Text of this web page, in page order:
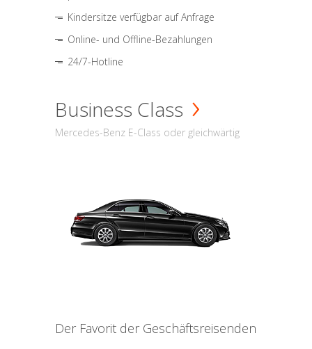
Kindersitze verfügbar auf Anfrage
Online- und Offline-Bezahlungen
24/7-Hotline
Business Class
Mercedes-Benz E-Class oder gleichwärtig
Der Favorit der Geschäftsreisenden